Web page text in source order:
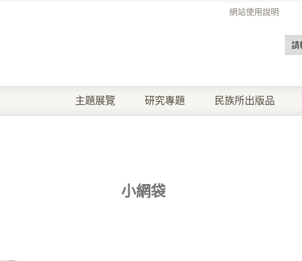
網站使用說明
主題展覽 研究專題 民族所出版品
小網袋